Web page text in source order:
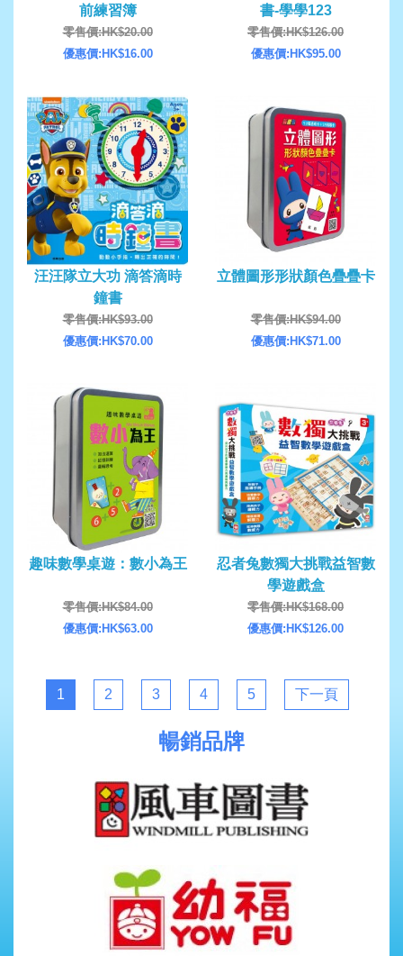
前練習簿
零售價:HK$20.00
優惠價:HK$16.00
書-學學123
零售價:HK$126.00
優惠價:HK$95.00
汪汪隊立大功 滴答滴時
鐘書
零售價:HK$93.00
優惠價:HK$70.00
立體圖形形狀顏色疊疊卡
零售價:HK$94.00
優惠價:HK$71.00
趣味數學桌遊：數小為王
零售價:HK$84.00
優惠價:HK$63.00
忍者兔數獨大挑戰益智數
學遊戲盒
零售價:HK$168.00
優惠價:HK$126.00
1 2 3 4 5 下一頁
暢銷品牌